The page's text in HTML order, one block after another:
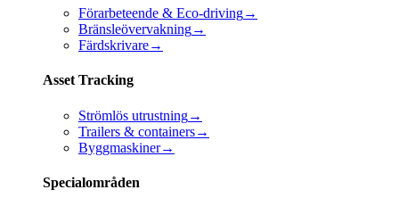
Förarbeteende & Eco-driving→
Bränsleövervakning→
Färdskrivare→
Asset Tracking
Strömlös utrustning→
Trailers & containers→
Byggmaskiner→
Specialområden